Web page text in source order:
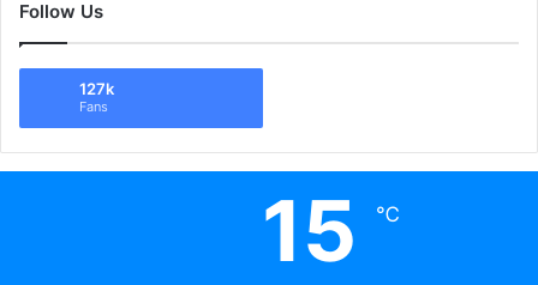
Follow Us
127k
Fans
15 ℃